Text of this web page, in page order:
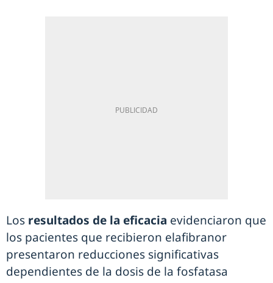
Los resultados de la eficacia evidenciaron que
los pacientes que recibieron elafibranor
presentaron reducciones significativas
dependientes de la dosis de la fosfatasa